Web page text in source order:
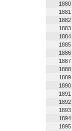
1880
1881
1882
1883
1884
1885
1886
1887
1888
1889
1890
1891
1892
1893
1894
1895